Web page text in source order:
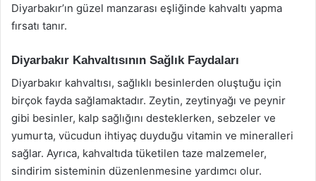
Diyarbakır’ın güzel manzarası eşliğinde kahvaltı yapma
fırsatı tanır.
Diyarbakır Kahvaltısının Sağlık Faydaları
Diyarbakır kahvaltısı, sağlıklı besinlerden oluştuğu için
birçok fayda sağlamaktadır. Zeytin, zeytinyağı ve peynir
gibi besinler, kalp sağlığını desteklerken, sebzeler ve
yumurta, vücudun ihtiyaç duyduğu vitamin ve mineralleri
sağlar. Ayrıca, kahvaltıda tüketilen taze malzemeler,
sindirim sisteminin düzenlenmesine yardımcı olur.